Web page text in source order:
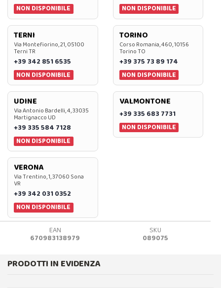
NON DISPONIBILE
NON DISPONIBILE
TERNI
Via Montefiorino, 21, 05100
Terni TR
+39 342 851 6535
NON DISPONIBILE
TORINO
Corso Romania, 460, 10156
Torino TO
+39 375 73 89 174
NON DISPONIBILE
UDINE
Via Antonio Bardelli, 4, 33035
Martignacco UD
+39 335 584 7128
NON DISPONIBILE
VALMONTONE
+39 335 683 7731
NON DISPONIBILE
VERONA
Via Trentino, 1, 37060 Sona
VR
+39 342 031 0352
NON DISPONIBILE
EAN
670983138979
SKU
089075
PRODOTTI IN EVIDENZA